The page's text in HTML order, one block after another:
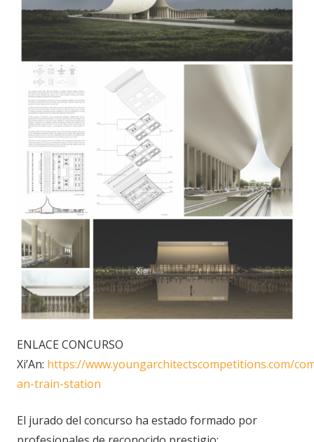
ENLACE CONCURSO
Xi’An: https://www.youngarchitectscompetitions.com/
an-train-station
El jurado del concurso ha estado formado por